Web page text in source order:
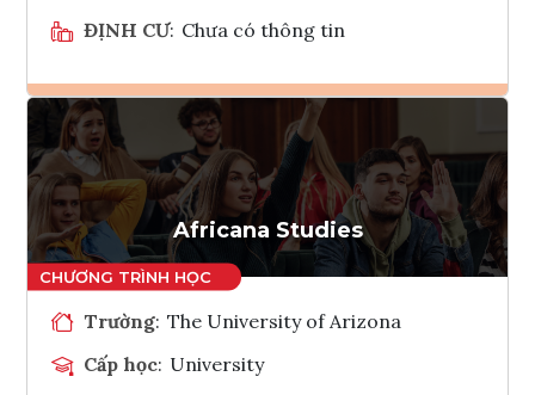
ĐỊNH CƯ: Chưa có thông tin
Ghi danh
Tham vấn Interlink
Africana Studies
Trường: The University of Arizona
Cấp học: University